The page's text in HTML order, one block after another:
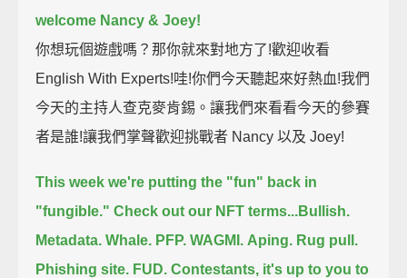
welcome Nancy & Joey!
你想玩個遊戲嗎？那你就來對地方了!歡迎收看
English With Experts!哇!你們今天聽起來好熱血!我們
今天的主持人查克麥肯錫。讓我們來看看今天的參賽
者是誰!讓我們掌聲歡迎挑戰者 Nancy 以及 Joey!
This week we're putting the "fun" back in
"fungible." Check out our NFT terms...Bullish.
Metadata. Whale. PFP. WAGMI. Aping. Rug pull.
Phishing site. FUD. Contestants, it's up to you to